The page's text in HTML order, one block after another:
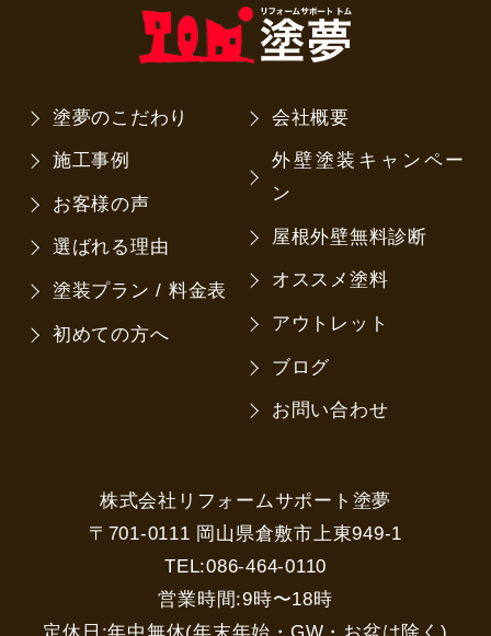
塗夢のこだわり
施工事例
お客様の声
選ばれる理由
塗装プラン / 料金表
初めての方へ
会社概要
外壁塗装キャンペー
ン
屋根外壁無料診断
オススメ塗料
アウトレット
ブログ
お問い合わせ
株式会社リフォームサポート塗夢
〒701-0111 岡山県倉敷市上東949-1
TEL:086-464-0110
営業時間:9時〜18時
定休日:年中無休(年末年始・GW・お盆は除く)